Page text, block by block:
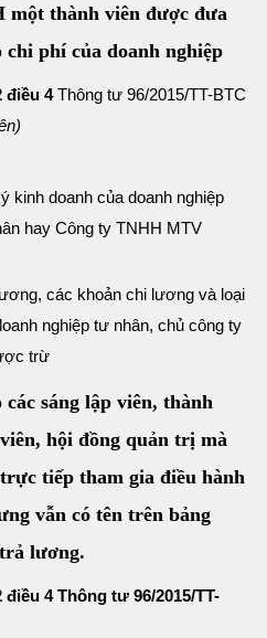
một thành viên được đưa
phí của doanh nghiệp
điều 4Thông tư 96/2015/TT-BTC
kinh doanh của doanh nghiệp
hay Công ty TNHH MTV
các khoản chi lương và loại
nghiệp tư nhân, chủ công ty
trừ
sáng lập viên, thành
hội đồng quản trị mà
tiếp tham gia điều hành
vẫn có tên trên bảng
lương.
4 Thông tư 96/2015/TT-